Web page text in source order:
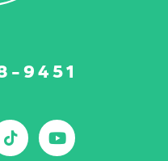
9451
TikTok